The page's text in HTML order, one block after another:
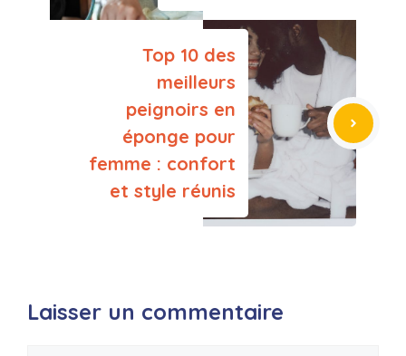
Top 10 des
meilleurs
peignoirs en
éponge pour
femme : confort
et style réunis
Laisser un commentaire